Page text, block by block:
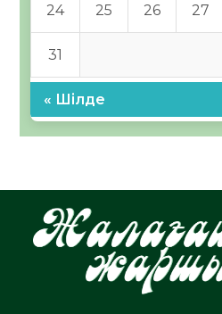
24 25 26 27
31
« Шілде